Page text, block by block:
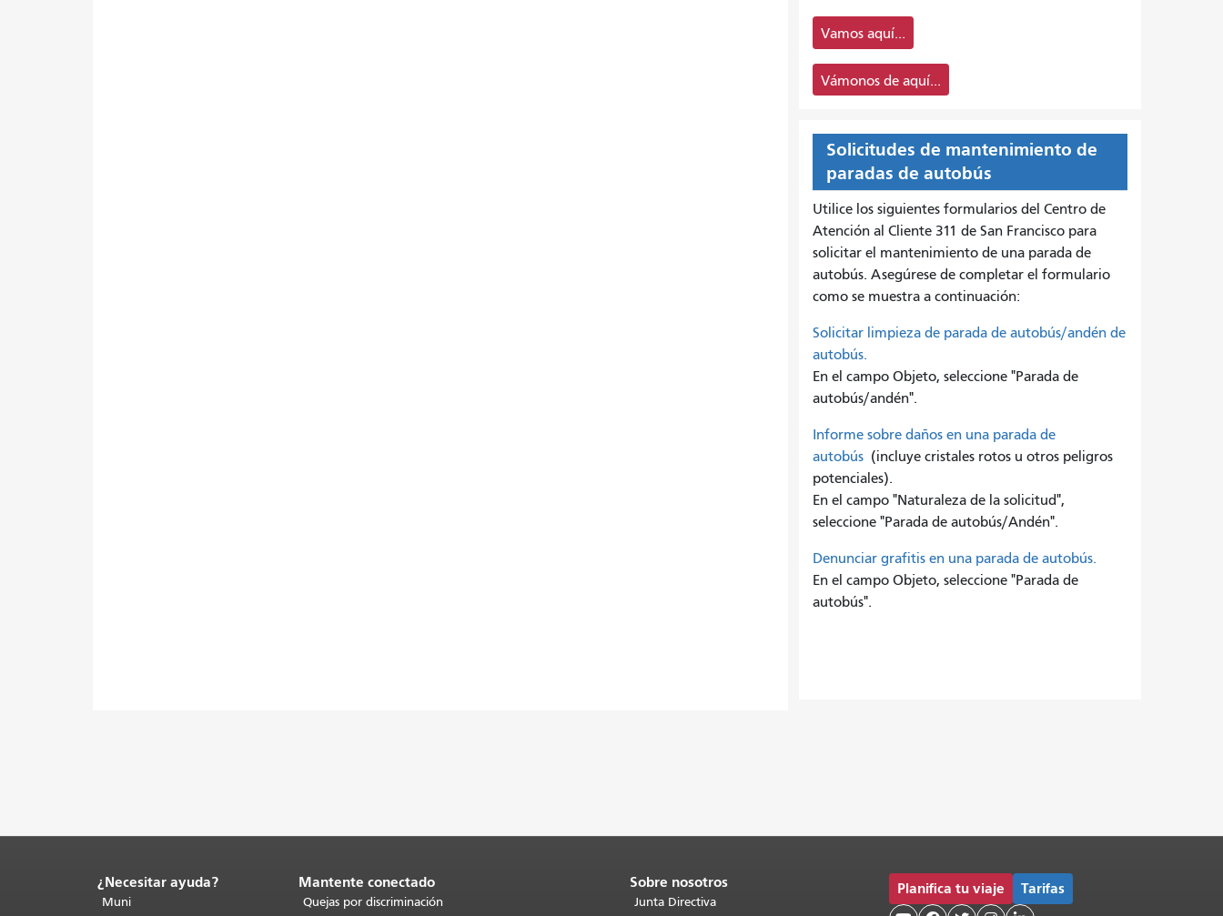
Vamos aquí...
Vámonos de aquí...
Solicitudes de mantenimiento de
paradas de autobús
Utilice los siguientes formularios del Centro de
Atención al Cliente 311 de San Francisco para
solicitar el mantenimiento de una parada de
autobús. Asegúrese de completar el formulario
como se muestra a continuación:
Solicitar limpieza de parada de autobús/andén de
autobús.
En el campo Objeto, seleccione "Parada de
autobús/andén".
Informe sobre daños en una parada de
autobús(incluye cristales rotos u otros peligros
potenciales).
En el campo "Naturaleza de la solicitud",
seleccione "Parada de autobús/Andén".
Denunciar grafitis en una parada de autobús.
En el campo Objeto, seleccione "Parada de
autobús".
Fin
del
¿Necesitar ayuda?
Muni
Mantente conectado
Quejas por discriminación
Sobre nosotros
Junta Directiva
Planifica tu viaje Tarifas